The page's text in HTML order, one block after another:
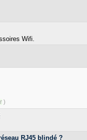
Wifi.
)
RJ45 blindé ?